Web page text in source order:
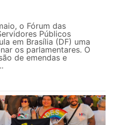
o Fórum das
Públicos
em Brasília (DF) uma
os parlamentares. O
de emendas e